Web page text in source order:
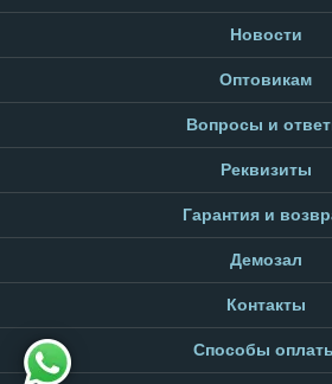
Новости
Оптовикам
Вопросы и
Реквизиты
Гарантия и
Демозал
Контакты
Способы